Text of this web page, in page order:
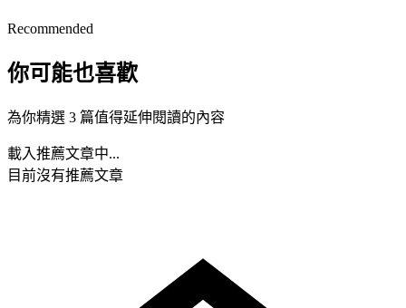
Recommended
你可能也喜歡
為你精選 3 篇值得延伸閱讀的內容
載入推薦文章中...
目前沒有推薦文章